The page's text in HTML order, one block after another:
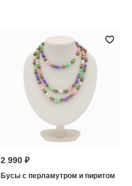
2 990 ₽
Бусы с перламутром и пиритом